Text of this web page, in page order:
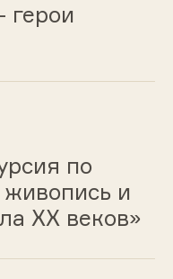
герои
по
живопись и
ХХ веков»